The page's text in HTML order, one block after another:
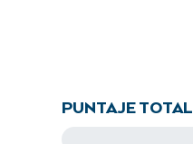
PUNTAJE TOTAL